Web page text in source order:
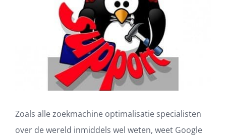
Zoals alle zoekmachine optimalisatie specialisten
over de wereld inmiddels wel weten, weet Google